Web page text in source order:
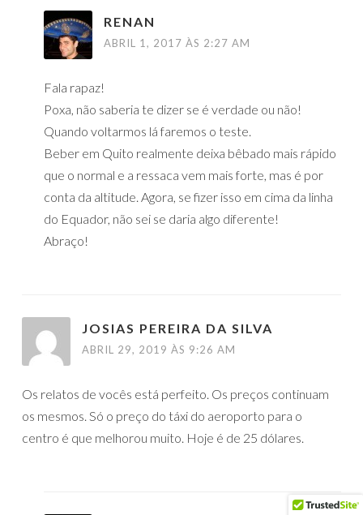
RENAN
ABRIL 1, 2017 ÀS 2:27 AM
Fala rapaz!
Poxa, não saberia te dizer se é verdade ou não!
Quando voltarmos lá faremos o teste.
Beber em Quito realmente deixa bêbado mais rápido
que o normal e a ressaca vem mais forte, mas é por
conta da altitude. Agora, se fizer isso em cima da linha
do Equador, não sei se daria algo diferente!
Abraço!
JOSIAS PEREIRA DA SILVA
ABRIL 29, 2019 ÀS 9:26 AM
Os relatos de vocês está perfeito. Os preços continuam
os mesmos. Só o preço do táxi do aeroporto para o
centro é que melhorou muito. Hoje é de 25 dólares.